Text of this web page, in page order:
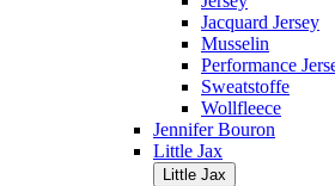
Jacquard Jersey
Musselin
Performance
Sweatstoffe
Wollfleece
Jennifer Bouron
Little Jax
Little Jax